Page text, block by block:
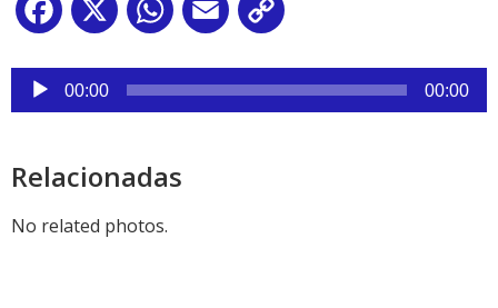
Facebook
X WhatsApp
Email
Reproductor
audio
00:00 00:00
Relacionadas
No related photos.